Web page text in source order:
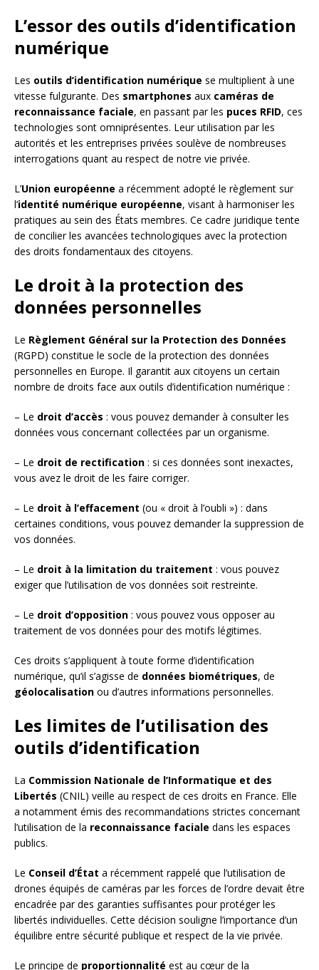
L’essor des outils d’identification
numérique
Les outils d’identification numérique se multiplient à une
vitesse fulgurante. Des smartphones aux caméras de
reconnaissance faciale, en passant par les puces RFID, ces
technologies sont omniprésentes. Leur utilisation par les
autorités et les entreprises privées soulève de nombreuses
interrogations quant au respect de notre vie privée.
L’Union européenne a récemment adopté le règlement sur
l’identité numérique européenne, visant à harmoniser les
pratiques au sein des États membres. Ce cadre juridique tente
de concilier les avancées technologiques avec la protection
des droits fondamentaux des citoyens.
Le droit à la protection des
données personnelles
Le Règlement Général sur la Protection des Données
(RGPD) constitue le socle de la protection des données
personnelles en Europe. Il garantit aux citoyens un certain
nombre de droits face aux outils d’identification numérique :
– Le droit d’accès : vous pouvez demander à consulter les
données vous concernant collectées par un organisme.
– Le droit de rectification : si ces données sont inexactes,
vous avez le droit de les faire corriger.
– Le droit à l’effacement (ou « droit à l’oubli ») : dans
certaines conditions, vous pouvez demander la suppression de
vos données.
– Le droit à la limitation du traitement : vous pouvez
exiger que l’utilisation de vos données soit restreinte.
– Le droit d’opposition : vous pouvez vous opposer au
traitement de vos données pour des motifs légitimes.
Ces droits s’appliquent à toute forme d’identification
numérique, qu’il s’agisse de données biométriques, de
géolocalisation ou d’autres informations personnelles.
Les limites de l’utilisation des
outils d’identification
La Commission Nationale de l’Informatique et des
Libertés (CNIL) veille au respect de ces droits en France. Elle
a notamment émis des recommandations strictes concernant
l’utilisation de la reconnaissance faciale dans les espaces
publics.
Le Conseil d’État a récemment rappelé que l’utilisation de
drones équipés de caméras par les forces de l’ordre devait être
encadrée par des garanties suffisantes pour protéger les
libertés individuelles. Cette décision souligne l’importance d’un
équilibre entre sécurité publique et respect de la vie privée.
Le principe de proportionnalité est au cœur de la